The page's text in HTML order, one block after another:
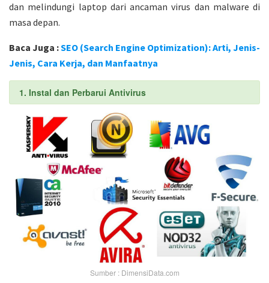
dan melindungi laptop dari ancaman virus dan malware di
masa depan.
Baca Juga :SEO (Search Engine Optimization): Arti, Jenis-
Jenis, Cara Kerja, dan Manfaatnya
1. Instal dan Perbarui Antivirus
Sumber : DimensiData.com